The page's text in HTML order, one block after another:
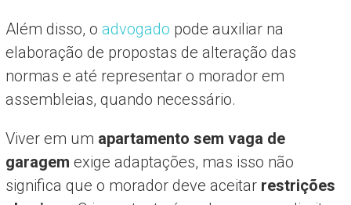
Além disso, o advogado pode auxiliar na
elaboração de propostas de alteração das
normas e até representar o morador em
assembleias, quando necessário.
Viver em um apartamento sem vaga de
garagem exige adaptações, mas isso não
significa que o morador deve aceitar restrições